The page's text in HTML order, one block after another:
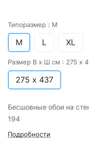
Типоразмер : M
M L XL
Размер В х Ш см : 275 х
275 х 437
Бесшовные обои на
194
Подробности